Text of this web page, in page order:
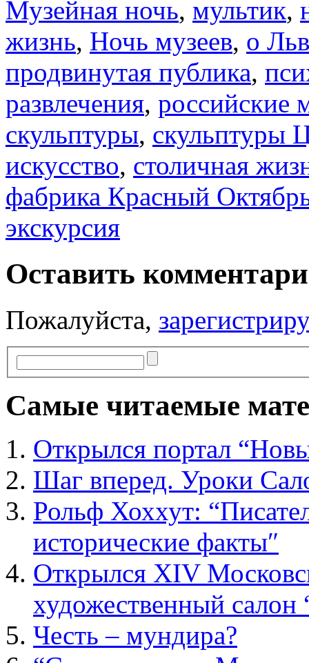
Музейная ночь, мультик,
жизнь, Ночь музеев, о
продвинутая публика,
развлечения, российские
скульптуры, скульптуры
искусство, столичная
фабрика Красный
экскурсия
Оставить
Пожалуйста,
Самые читаемые
Открылся портал
Шаг вперед. Уроки
Рольф Хоххут:
исторические факты″
Открылся XIV
художественный
Честь – мундира?